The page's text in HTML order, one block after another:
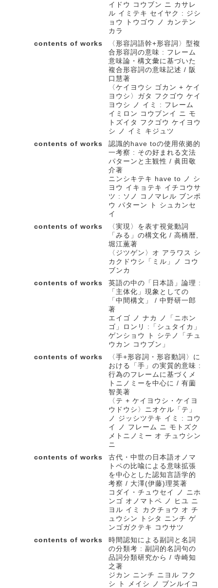
イドウ コウブン ニ カサレ
ル イミテキ セイヤク : ジシ
ョウ トウゴウ ノ カンテン
カラ
contents of works
〈形容詞語幹+形容詞〉型複
合形容詞の意味 : フレーム
意味論・構文彙に基づいた
複合形容詞の意味記述 / 阪
口慧著
〈ケイヨウシ ゴカン + ケイ
ヨウシ〉ガタ フクゴウ ケイ
ヨウシ ノ イミ : フレーム
イミロン コウブンイ ニ モ
トズイタ フクゴウ ケイヨウ
シ ノ イミ キジュツ
contents of works
認識的have toの使用依拠的
一考察 : その好まれる文法
パターンと主観性 / 眞田敬
介著
ニンシキテキ have to ノ シ
ヨウ イキョテキ イチコウサ
ツ : ソノ コノマレル ブンポ
ウ パターン ト シュカンセ
イ
contents of works
〈実現〉を表す視覚動詞
「みる」の構文化 / 高橋暦,
堀江薫著
〈ジツゲン〉オ アラワス シ
カクドウシ「ミル」ノ コウ
ブンカ
contents of works
英語の中の「日本語」論理 :
「主体化」現象としての
「中間構文」 / 中野研一郎
著
エイゴ ノ ナカ ノ「ニホン
ゴ」ロンリ :「シュタイカ」
ゲンショウ ト シテノ「チュ
ウカン コウブン」
contents of works
〈手+形容詞・形容動詞〉に
おける「手」の実質的意味 :
行為のフレームに基づくメ
トニノミーを中心に / 有薗
智美著
〈テ + ケイヨウシ・ケイヨ
ウドウシ〉ニオケル「テ」
ノ ジッシツテキ イミ : コウ
イ ノ フレーム ニ モトズク
メトニノミー オ チュウシン
ニ
contents of works
古代・中世の日本語オノマ
トペの比喩による意味拡張
を中心とした認知言語学的
考察 / 大澤(伊藤)理英著
コダイ・チュウセイ ノ ニホ
ンゴ オノマトペ ノ ヒユ ニ
ヨル イミ カクチョウ オ チ
ュウシン トシタ ニンチ ゲ
ンゴガクテキ コウサツ
contents of works
時間認知による副詞と名詞
の分類考 : 副詞的名詞句の
品詞分類研究から / 寺崎知
之著
ジカン ニンチ ニヨル フク
シ ト メイシ ノ ブンルイコ